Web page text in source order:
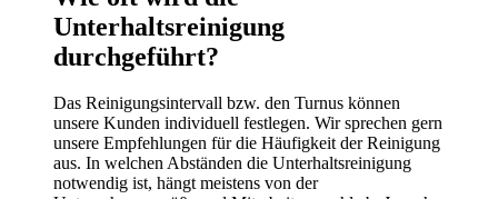
Unterhaltsreinigung
durchgeführt?
Das Reinigungsintervall bzw. den Turnus können
unsere Kunden individuell festlegen. Wir sprechen gern
unsere Empfehlungen für die Häufigkeit der Reinigung
aus. In welchen Abständen die Unterhaltsreinigung
notwendig ist, hängt meistens von der